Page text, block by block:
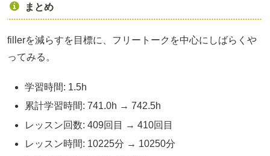
まとめ
fillerを減らすを目標に、フリートークを中心にしばらくや
ってみる。
学習時間: 1.5h
累計学習時間: 741.0h → 742.5h
レッスン回数: 409回目 → 410回目
レッスン時間: 10225分 → 10250分